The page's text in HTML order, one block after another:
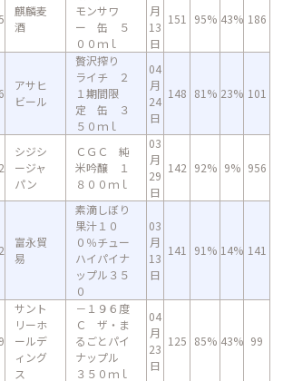
麒麟麦
酒
モンサワ
ー 缶 ５
００ｍｌ
月
13
日
151 95% 43% 186
アサヒ
ビール
贅沢搾り
ライチ ２
１期間限
定 缶 ３
５０ｍｌ
04
月
24
日
148 81% 23% 101
シジシ
ージャ
パン
ＣＧＣ 純
米吟醸 １
８００ｍｌ
03
月
29
日
142 92% 9% 956
富永貿
易
素滴しぼり
果汁１０
０％チュー
ハイパイナ
ップル３５
０
03
月
13
日
141 91% 14% 141
サント
リーホ
ールデ
ィング
ス
－１９６度
Ｃ ザ・ま
るごとパイ
ナップル
３５０ｍｌ
04
月
23
日
125 85% 43% 99